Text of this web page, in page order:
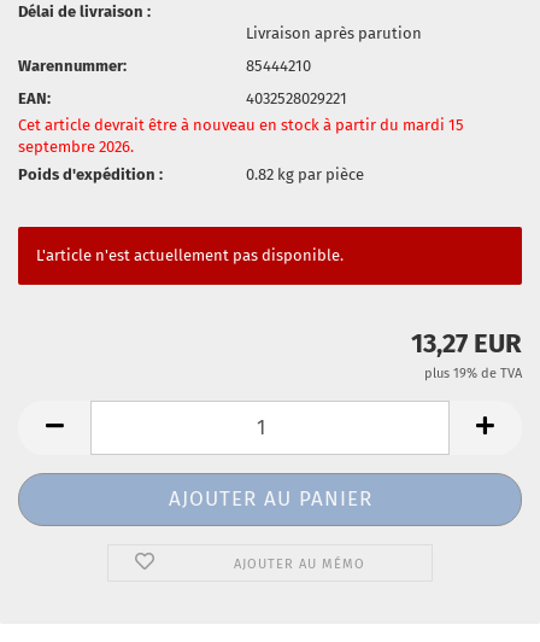
Délai de livraison :
Livraison après parution
Warennummer:
85444210
EAN:
4032528029221
Cet article devrait être à nouveau en stock à partir du mardi 15
septembre 2026.
Poids d'expédition :
0.82 kg par pièce
L'article n'est actuellement pas disponible.
13,27 EUR
plus 19% de TVA
AJOUTER AU MÉMO